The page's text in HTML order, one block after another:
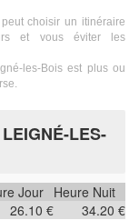
choisir un itinéraire
et vous éviter les
les-Bois est plus ou
LES-
Jour
Heure Nuit
26.10 € 34.20 €